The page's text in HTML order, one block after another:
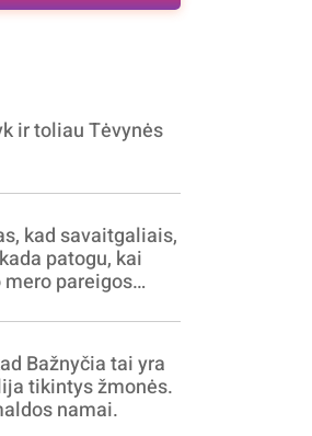
ir toliau Tėvynės
kad savaitgaliais,
patogu, kai
pareigos
nežinau,
virpinimas,
vagia
aferistai,
Vilnuje
Bažnyčia tai yra
tikintys žmonės.
namai.